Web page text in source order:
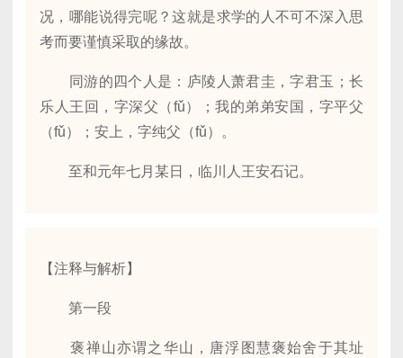
况，哪能说得完呢？这就是求学的人不可不深入思
考而要谨慎采取的缘故。
同游的四个人是：庐陵人萧君圭，字君玉；长
乐人王回，字深父（fǔ）；我的弟弟安国，字平父
（fǔ）；安上，字纯父（fǔ）。
至和元年七月某日，临川人王安石记。
【注释与解析】
第一段
褒禅山亦谓之华山，唐浮图慧褒始舍于其址